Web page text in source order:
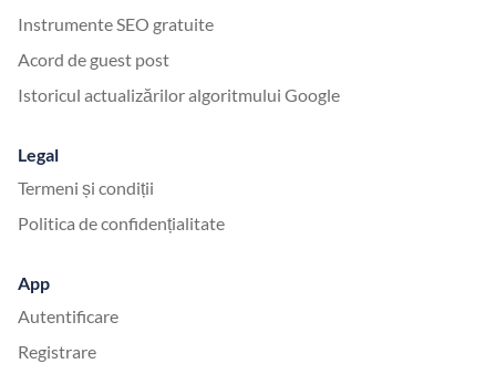
Instrumente SEO gratuite
Acord de guest post
Istoricul actualizărilor algoritmului Google
Legal
Termeni și condiții
Politica de confidențialitate
App
Autentificare
Registrare